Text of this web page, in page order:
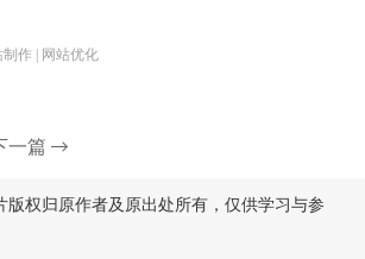
作 | 网站优化
一篇
权归原作者及原出处所有，仅供学习与参